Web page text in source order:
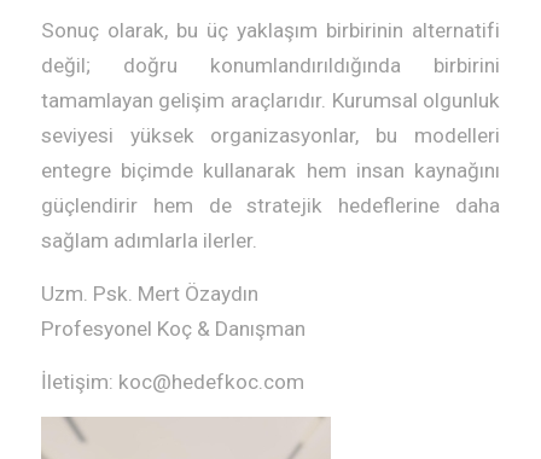
Sonuç olarak, bu üç yaklaşım birbirinin alternatifi
değil; doğru konumlandırıldığında birbirini
tamamlayan gelişim araçlarıdır. Kurumsal olgunluk
seviyesi yüksek organizasyonlar, bu modelleri
entegre biçimde kullanarak hem insan kaynağını
güçlendirir hem de stratejik hedeflerine daha
sağlam adımlarla ilerler.
Uzm. Psk. Mert Özaydın
Profesyonel Koç & Danışman
İletişim: koc@hedefkoc.com